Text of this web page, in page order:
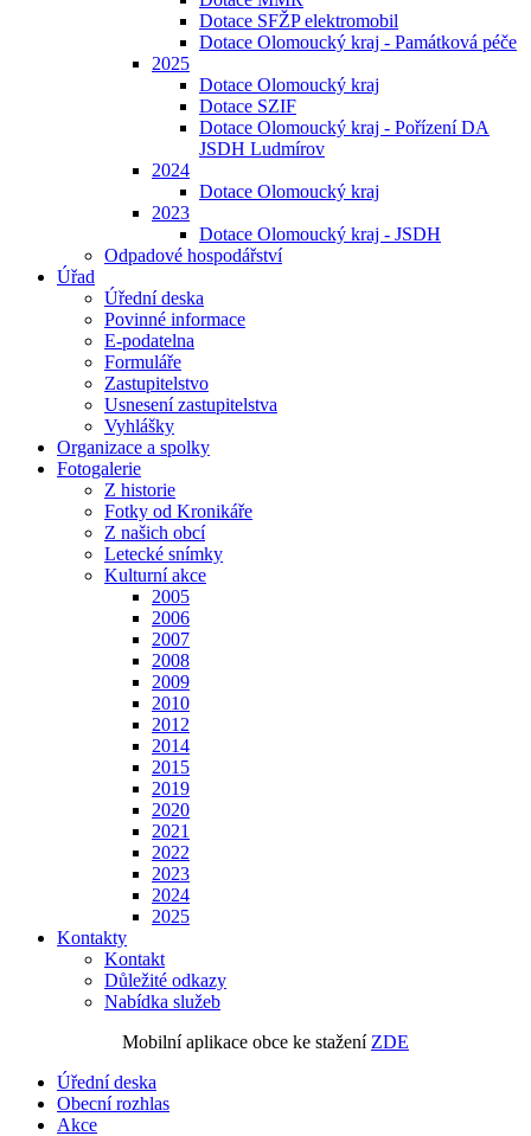
Dotace SFŽP elektromobil
Dotace Olomoucký kraj - Památková péče
2025
Dotace Olomoucký kraj
Dotace SZIF
Dotace Olomoucký kraj - Pořízení DA
JSDH Ludmírov
2024
Dotace Olomoucký kraj
2023
Dotace Olomoucký kraj - JSDH
Odpadové hospodářství
Úřad
Úřední deska
Povinné informace
E-podatelna
Formuláře
Zastupitelstvo
Usnesení zastupitelstva
Vyhlášky
Organizace a spolky
Fotogalerie
Z historie
Fotky od Kronikáře
Z našich obcí
Letecké snímky
Kulturní akce
2005
2006
2007
2008
2009
2010
2012
2014
2015
2019
2020
2021
2022
2023
2024
2025
Kontakty
Kontakt
Důležité odkazy
Nabídka služeb
Mobilní aplikace obce ke stažení ZDE
Úřední deska
Obecní rozhlas
Akce